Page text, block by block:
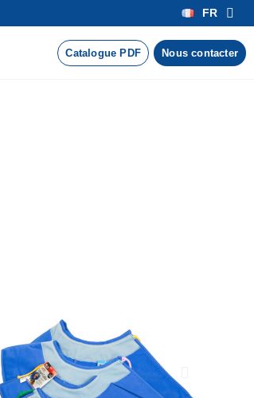
FR
Catalogue PDF Nous contacter